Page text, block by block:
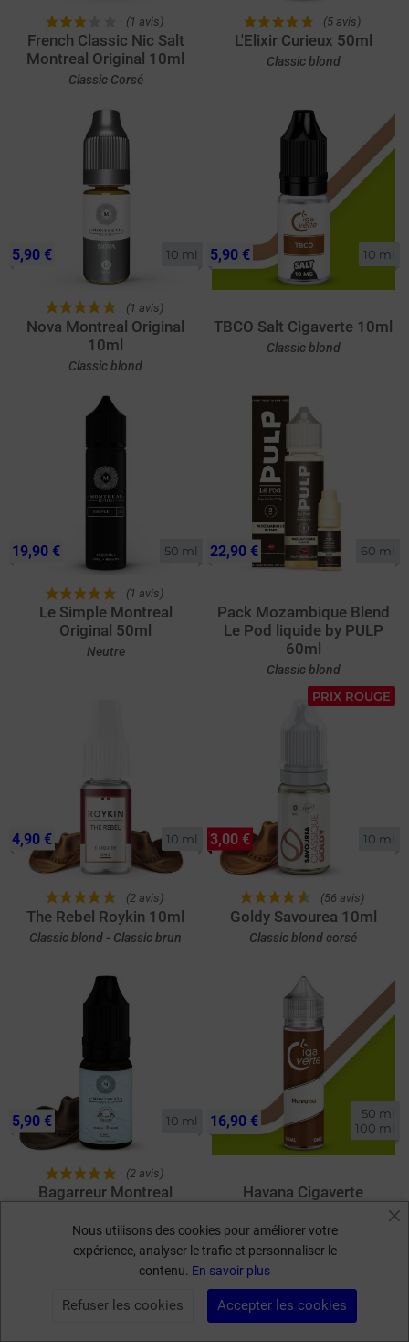
FILTRER PAR
(1 avis)
French Classic Nic Salt
Montreal Original 10ml
Classic Corsé
(5 avis)
L'Elixir Curieux 50ml
Classic blond
10 ml
(1 avis)
Nova Montreal Original
10ml
Classic blond
5,90 € 10 ml
TBCO Salt Cigaverte 10ml
Classic blond
5,90 €
50 ml
(1 avis)
Le Simple Montreal
Original 50ml
Neutre
19,90 € 60 ml
Pack Mozambique Blend
Le Pod liquide by PULP
60ml
Classic blond
22,90 €
10 ml
(2 avis)
The Rebel Roykin 10ml
Classic blond - Classic brun
4,90 €
PRIX ROUGE
10 ml
(56 avis)
Goldy Savourea 10ml
Classic blond corsé
3,00 €
10 ml
(2 avis)
Bagarreur Montreal
Classic cubain
5,90 €
50 ml
100 ml
Havana Cigaverte
Classic cubain
16,90 €
1 2 3 keyboard_arrow_rightSuivant
Nous utilisons des cookies pour améliorer votre
expérience, analyser le trafic et personnaliser le
contenu. En savoir plus
Accepter les cookies
Refuser les cookies